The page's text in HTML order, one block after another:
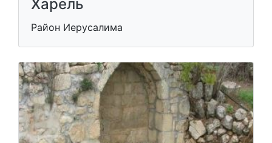
Харель
Район Иерусалима